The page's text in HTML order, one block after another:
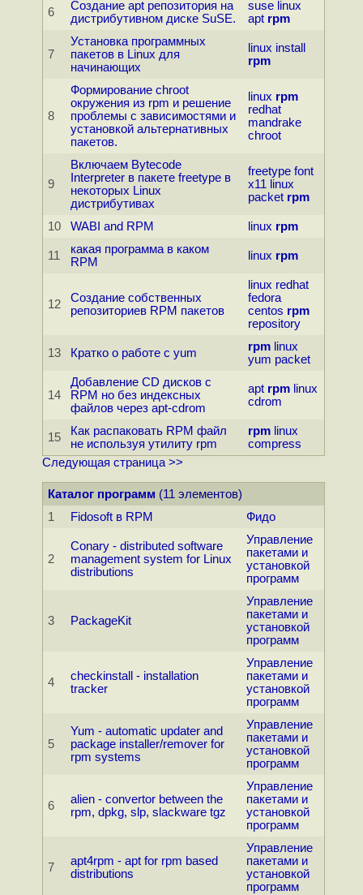
6
Создание apt репозитория на
дистрибутивном диске SuSE.
suse linux
apt rpm
7
Установка программных
пакетов в Linux для
начинающих
linux install
rpm
8
Фоpмиpование chroot
окружения из rpm и решение
проблемы с зависимостями и
установкой альтернативных
пакетов.
linux rpm
redhat
mandrake
chroot
9
Включаем Bytecode
Interpreter в пакете freetype в
некоторых Linux
дистрибутивах
freetype font
x11 linux
packet rpm
10 WABI and RPM linux rpm
11
какая программа в каком
RPM
linux rpm
12
Создание собственных
репозиториев RPM пакетов
linux redhat
fedora
centos rpm
repository
13 Кратко о работе с yum rpm linux
yum packet
14
Добавление CD дисков с
RPM но без индексных
файлов через apt-cdrom
apt rpm linux
cdrom
15
Как распаковать RPM файл
не используя утилиту rpm
rpm linux
compress
Следующая страница >>
Каталог программ (11 элементов)
1
Fidosoft в RPM Фидо
2
Conary - distributed software
management system for Linux
distributions
Управление
пакетами и
установкой
программ
3 PackageKit
Управление
пакетами и
установкой
программ
4
checkinstall - installation
tracker
Управление
пакетами и
установкой
программ
5
Yum - automatic updater and
package installer/remover for
rpm systems
Управление
пакетами и
установкой
программ
6
alien - convertor between the
rpm, dpkg, slp, slackware tgz
Управление
пакетами и
установкой
программ
7
apt4rpm - apt for rpm based
distributions
Управление
пакетами и
установкой
программ